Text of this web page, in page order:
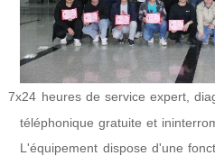
7x24 heures de service expert,
téléphonique gratuite et
L'équipement dispose d'une